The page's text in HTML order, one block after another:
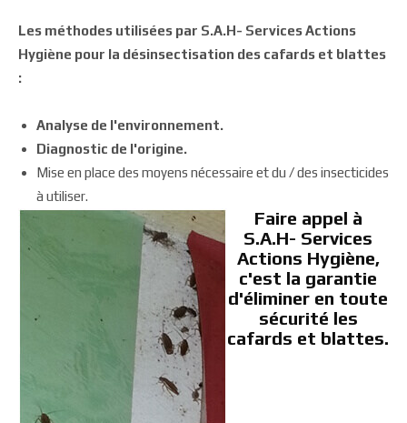
Les méthodes utilisées par S.A.H- Services Actions
Hygiène pour la désinsectisation des cafards et blattes
:
Analyse de l'environnement.
Diagnostic de l'origine.
Mise en place des moyens nécessaire et du / des insecticides
à utiliser.
Faire appel à
S.A.H- Services
Actions Hygiène,
c'est la garantie
d'éliminer en toute
sécurité les
cafards et blattes.